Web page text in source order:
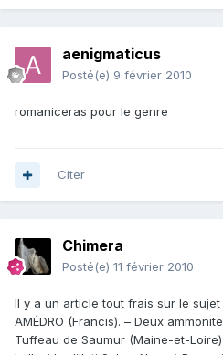
aenigmaticus
Posté(e) 9 février 2010
romaniceras pour le genre
Citer
Chimera
Posté(e) 11 février 2010
Il y a un article tout frais sur le sujet
AMÉDRO (Francis). – Deux
Tuffeau de Saumur (Maine-et-